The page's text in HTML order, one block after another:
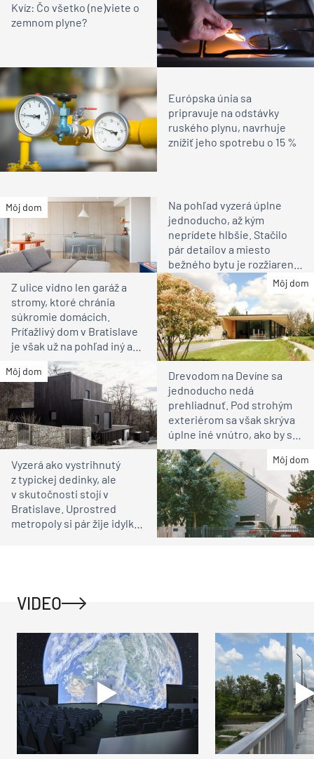
Kvíz: Čo všetko (ne)viete o
zemnom plyne?
Európska únia sa
pripravuje na odstávky
ruského plynu, navrhuje
znížiť jeho spotrebu o 15 %
Môj dom
Na pohľad vyzerá úplne
jednoducho, až kým
neprídete hlbšie. Stačilo
pár detailov a miesto
bežného bytu je rozžiarené
bývanie pre rodinu
Môj dom
Z ulice vidno len garáž a
stromy, ktoré chránia
súkromie domácich.
Príťažlivý dom v Bratislave
je však už na pohľad iný ako
susedia
Môj dom
Drevodom na Devíne sa
jednoducho nedá
prehliadnuť. Pod strohým
exteriérom sa však skrýva
úplne iné vnútro, ako by ste
čakali
Môj dom
Vyzerá ako vystrihnutý
z typickej dedinky, ale
v skutočnosti stojí v
Bratislave. Uprostred
metropoly si pár žije idylku
VIDEO